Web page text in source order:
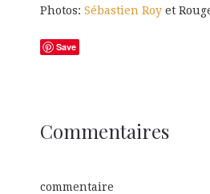
Photos: Sébastien Roy et
Save
Commentaires
commentaire